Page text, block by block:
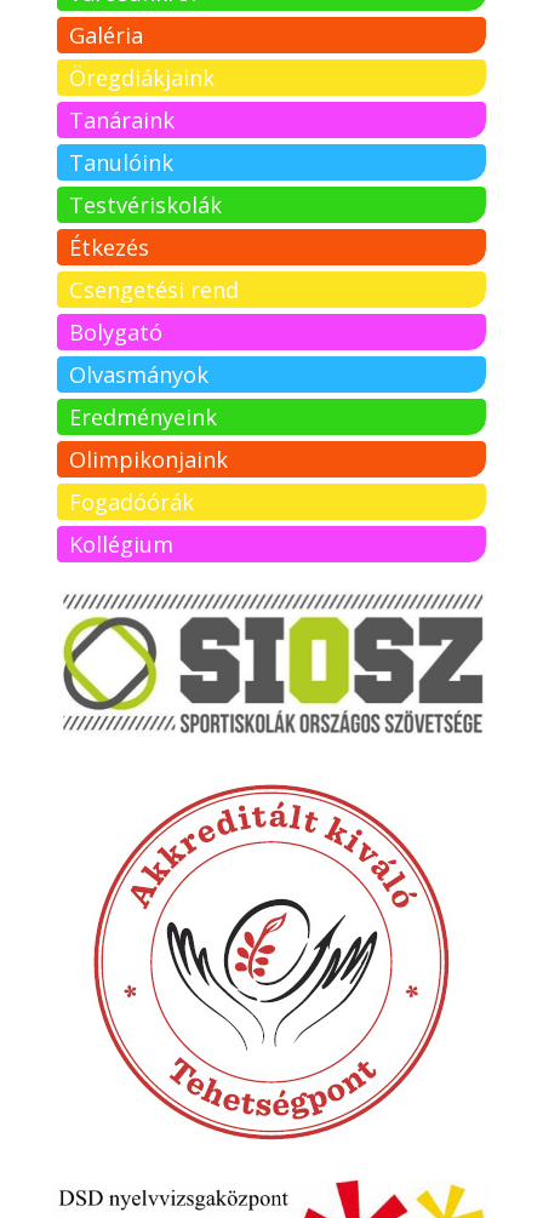
Galéria
Öregdiákjaink
Tanáraink
Tanulóink
Testvériskolák
Étkezés
Csengetési rend
Bolygató
Olvasmányok
Eredményeink
Olimpikonjaink
Fogadóórák
Kollégium